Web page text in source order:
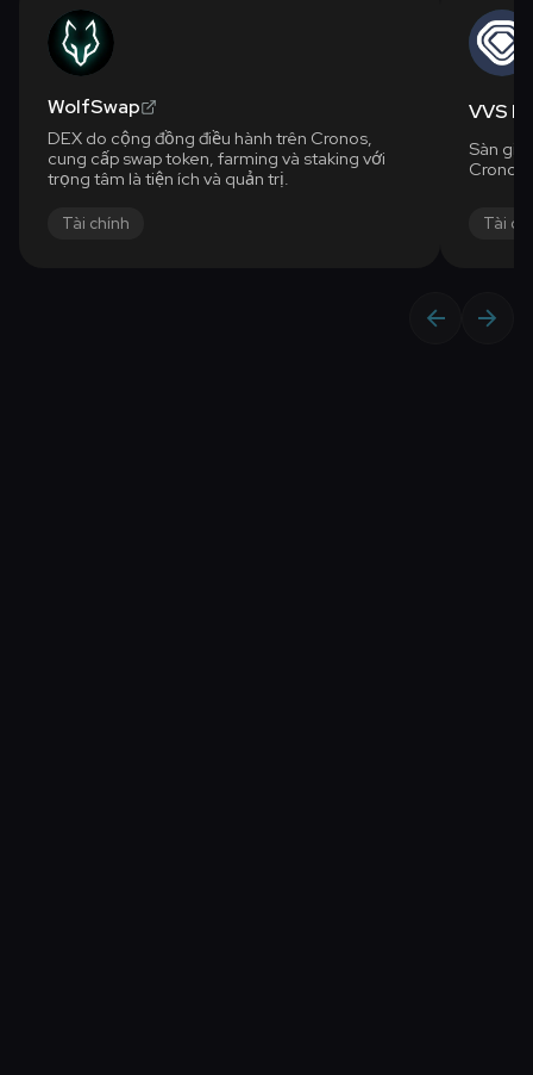
WolfSwap
DEX do cộng đồng điều hành trên Cronos,
cung cấp swap token, farming và staking với
trọng tâm là tiện ích và quản trị.
Tài chính
VVS
Sàn
Tài